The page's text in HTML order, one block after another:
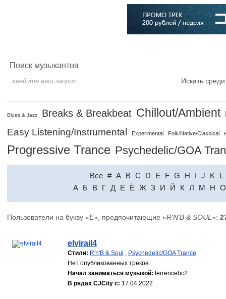
Поиск музыкантов
Искать
Blues & Jazz Breaks & Breakbeat Chillout/Ambient
Easy Listening/Instrumental Experimental Folk/Native/Classical
Progressive Trance Psychedelic/GOA
Все # A B C D E F G H I J K
L
A Б В Г Д Е Ё Ж З И Й К Л М Н О
Пользователи на букву «E», предпочитающие «R'N'B & SOUL »:
elvirail4
Стили: R'n'B & Soul , Psychedelic/GOA Trance
Нет опубликованных треков.
Начал заниматься музыкой: terrencebc2
В рядах CJCity с: 17.04.2022